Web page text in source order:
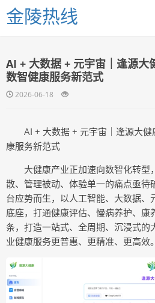
金陵热线
AI + 大数据 + 元宇宙｜逢源大
数智健康服务新范式
2026-06-18
AI + 大数据 + 元宇宙｜逢源大
康服务新范式
大健康产业正加速向数智化转型
散、管理被动、体验单一的痛点亟待
台应势而生，以人工智能、大数据、
底座，打通健康评估、慢病养护、康
条，打造一站式、全周期、沉浸式的
业健康服务更普惠、更精准、更高效。